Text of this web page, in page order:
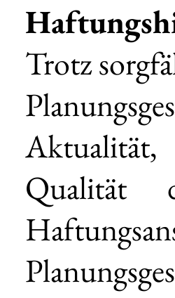
Trotz
Qualität